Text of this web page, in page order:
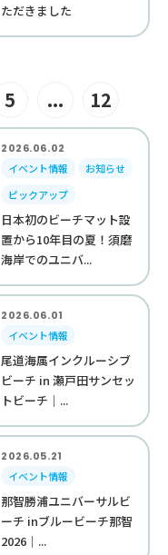
ただきました
5 ... 12
2026.06.02
イベント情報
お知らせ
ピックアップ
日本初のビーチマット設
置から10年目の夏！須磨
海岸でのユニバ...
2026.06.01
イベント情報
尾道海属インクルーシブ
ビーチ in 瀬戸田サンセッ
トビーチ｜...
2026.05.21
イベント情報
那智勝浦ユニバーサルビ
ーチ inブルービーチ那智
2026｜...